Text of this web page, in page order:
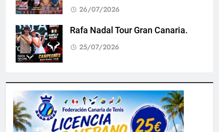
26/07/2026
Rafa Nadal Tour Gran Canaria.
25/07/2026